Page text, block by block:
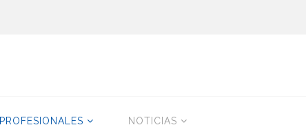
PROFESIONALES NOTICIAS